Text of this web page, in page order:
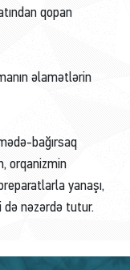
qopan
əlamətlərin
bağırsaq
orqanizmin
yanaşı,
də nəzərdə tutur.